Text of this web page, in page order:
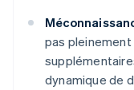
pas
dynamique de